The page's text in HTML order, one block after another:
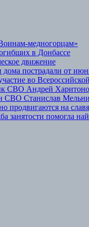
медногорцам»
в Донбассе
движение
пострадали от
во
СВО Андрей
СВО Станислав
продвигаются на
занятости помогла